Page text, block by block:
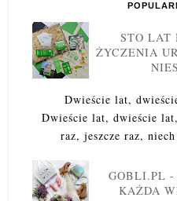
STO LAT
ŻYCZENIA
Dwieście lat,
Dwieście lat, dwieście
raz, jeszcze raz,
GOBLI.PL -
KAŻDA